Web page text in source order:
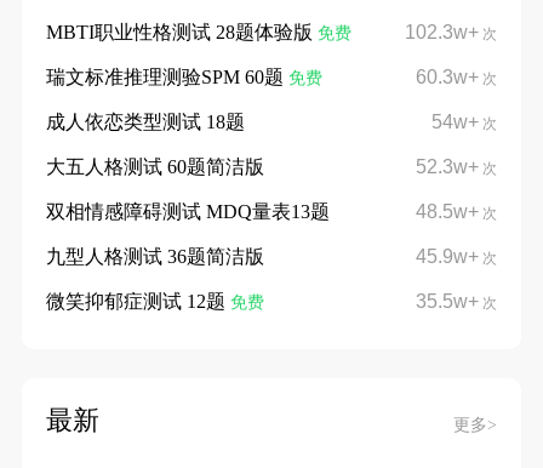
102.3w+ 次
MBTI职业性格测试 28题体验版 免费
60.3w+ 次
瑞文标准推理测验SPM 60题 免费
54w+ 次
成人依恋类型测试 18题
52.3w+ 次
大五人格测试 60题简洁版
48.5w+ 次
双相情感障碍测试 MDQ量表13题
45.9w+ 次
九型人格测试 36题简洁版
35.5w+ 次
微笑抑郁症测试 12题 免费
最新 更多>